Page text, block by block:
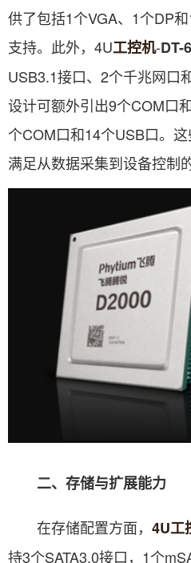
供了包括1个VGA、1个DP
支持。此外，4U工控机-DT-
USB3.1接口、2个千兆网口
设计可额外引出9个COM口
个COM口和14个USB口。
满足从数据采集到设备控制
二、存储与扩展能力
在存储配置方面， 4U工
持3个SATA3.0接口，1个